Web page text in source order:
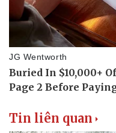
Tin liên quan